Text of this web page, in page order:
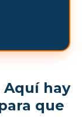
Aquí hay
que